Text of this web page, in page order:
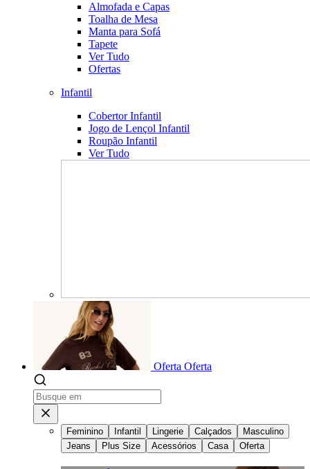
Almofada e Capas
Toalha de Mesa
Manta para Sofá
Tapete
Ver Tudo
Ofertas
Infantil
Cobertor Infantil
Jogo de Lençol Infantil
Roupão Infantil
Ver Tudo
Oferta Oferta
Feminino Infantil Lingerie Calçados
Masculino
Jeans
Plus Size Acessórios Casa Oferta